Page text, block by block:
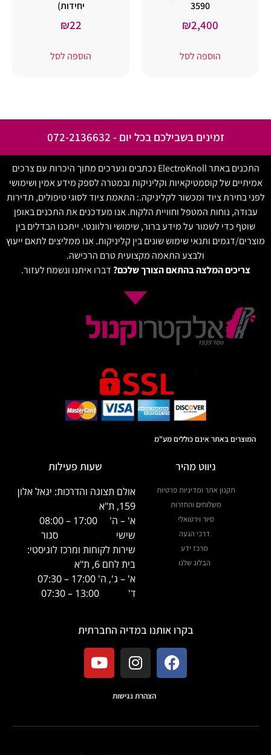
3590
₪2,400
הוספה לסל
יחידות)
₪22
הוספה לסל
זמינים בשבילכם בכל יום - 072-2136632
התכנים באתר ElectroKnoll נכתבים ונערכים מתוך היכרות עם צרכים
אמיתיים של קוסמטיקאיות וקליניקות ובמטרה לספק מידע אמין ושימושי
לפני בחירת ציוד ומכשור לקליניקה.: התאמת ציוד לסוגי טיפולים, תדירות
עבודה, נוחות המטפל וחוויית הלקוח. אנו מעדכנים את התכנים באופן
שוטף כדי לשמור על מידע ברור, שימושי ורלוונטי. ייתכנו הבדלים בין
מוצרים/דגמים ותנאי שימוש שונים בין קליניקות. אנו ממליצים לתאם ייעוץ
ולבצע התאמה מקצועית טרם הרכישה.
צריכים המלצה בהתאם הצורך שלכם?דברו איתנו ונשמח לעזור.
המוצרים באתר אינם כוללים מע"מ
ניווט מהיר
תקנון אתר ומדיניות פרטיות
משלוחים והחזרות
סיור וירטואלי
דרכי הגעה
מרכז ידע
הבלוג שלנו
שעות פעילות
אולם תצוגה והדרכות: יגאל אלון
159, ת"א
א' – ה' 17:00 – 08:00
שישי סגור
שירות לקוחות ומרכז לוגיסטי:
בית לחם 6, ת"א
א' – ג', ה' 17:00 – 07:30
ד' 13:00 – 07:30
בקרו אותנו במדיה החברתית
הצהרת נגישות